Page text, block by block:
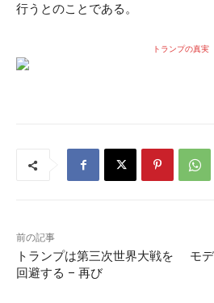
行うとのことである。
トランプの真実
前の記事
トランプは第三次世界大戦を
回避する – 再び
モ